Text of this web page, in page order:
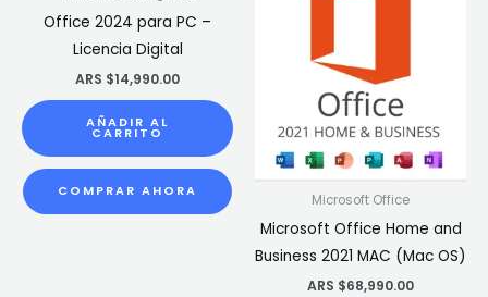
Office 2024 para PC –
Licencia Digital
ARS $14,990.00
AÑADIR AL
CARRITO
COMPRAR AHORA
Microsoft Office
Microsoft Office Home and
Business 2021 MAC (Mac OS)
ARS $68,990.00